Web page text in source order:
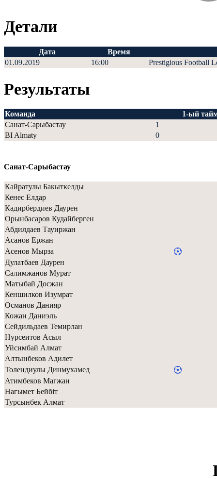
Детали
Дата
Время
01.09.2019
16:00 Prestigious Football
Результаты
Команда
1-ый
Санат-Сарыбастау
1
BI Almaty
0
Санат-Сарыбастау
Кайратулы Бакыткелды
Кенес Елдар
Кадирбердиев Даурен
Орынбасаров Кудайберген
Абдилдаев Тауиржан
Асанов Ержан
Асенов Мырза
Дулатбаев Даурен
Салимжанов Мурат
Матыбай Досжан
Кеншилков Изумрат
Османов Данияр
Кожан Даниэль
Сейдильдаев Темирлан
Нурсеитов Асыл
Уйсимбай Алмат
Алтынбеков Адилет
Толендиулы Динмухамед
Атимбеков Магжан
Нагымет Бейбiт
Турсынбек Алмат